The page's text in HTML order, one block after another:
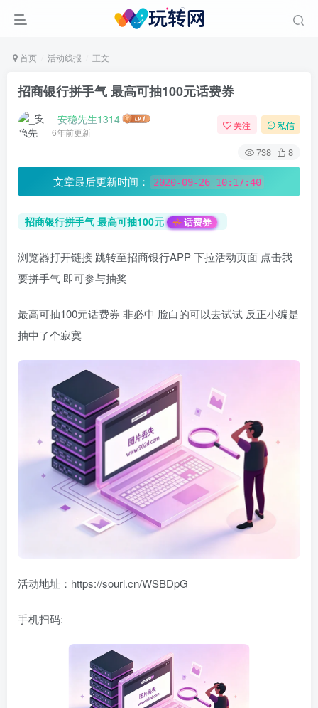
首页 活动线报 正文
招商银行拼手气 最高可抽100元话费券
_安稳先生1314
6年前更新
关注 私信
738 8
文章最后更新时间： 2020-09-26 10:17:40
招商银行拼手气 最高可抽100元 话费券
浏览器打开链接 跳转至招商银行APP 下拉活动页面 点击我
要拼手气 即可参与抽奖
最高可抽100元话费券 非必中 脸白的可以去试试 反正小编是
抽中了个寂寞
活动地址：https://sourl.cn/WSBDpG
手机扫码: